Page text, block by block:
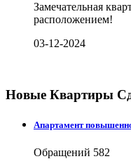
Замечательная
расположением!
03-12-2024
Новые Квартиры
Апартамент
Обращений 582